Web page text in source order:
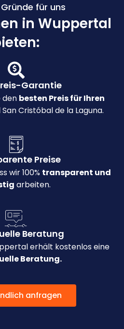
für uns
in Wuppertal
Garantie
den besten Preis für Ihren
Cristóbal de la Laguna.
Preise
wir 100% transparent und
arbeiten.
Beratung
erhält kostenlos eine
Beratung.
anfragen